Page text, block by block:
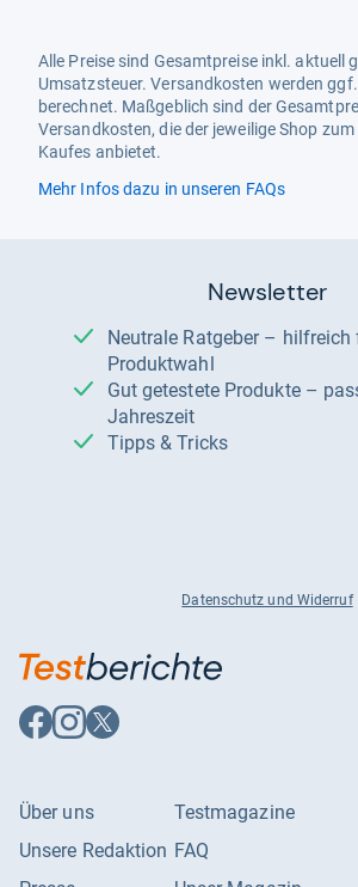
Alle Preise sind Gesamtpreise inkl. aktuell
Umsatzsteuer. Versandkosten werden
berechnet. Maßgeblich sind der
Versandkosten, die der jeweilige Shop
Kaufes anbietet.
Mehr Infos dazu in unseren FAQs
Newsletter
Neutrale Ratgeber – hilfreich für Ihre
Produktwahl
Gut getestete Produkte – passend zur
Jahreszeit
Tipps & Tricks
Datenschutz und Widerruf
Auf
Facebook
Auf
Instagram
Auf
X
Über uns
Unsere Redaktion
Testmagazine
FAQ